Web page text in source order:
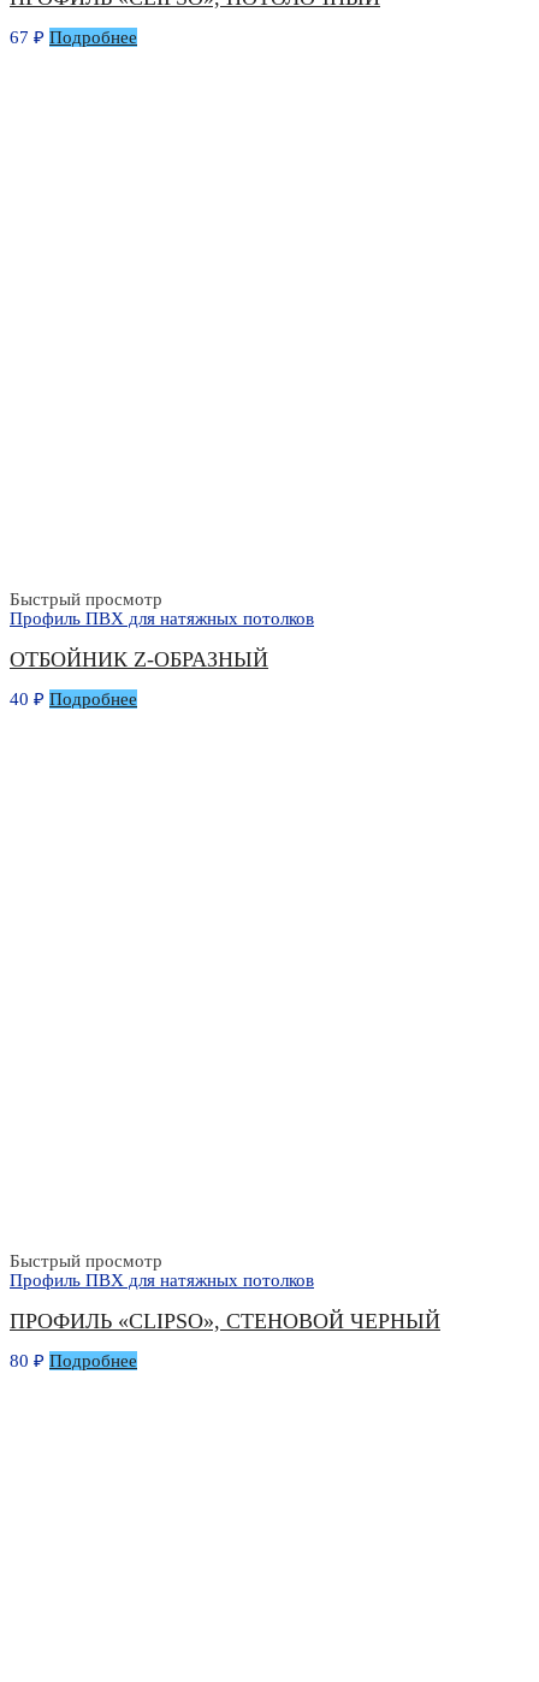
67 ₽ Подробнее
Быстрый просмотр
Профиль ПВХ для натяжных потолков
ОТБОЙНИК Z-ОБРАЗНЫЙ
40 ₽ Подробнее
Быстрый просмотр
Профиль ПВХ для натяжных потолков
ПРОФИЛЬ «CLIPSO», СТЕНОВОЙ ЧЕРНЫЙ
80 ₽ Подробнее